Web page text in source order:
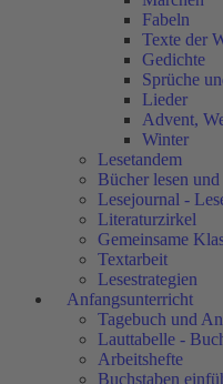
Fabeln
Texte der
Gedichte
Sprüche
Lieder
Advent,
Winter
Lesetandem
Bücher lesen
Lesejournal -
Literaturzirkel
Gemeinsame
Textarbeit
Lesestrategien
Anfangsunterricht
Tagebuch und
Lauttabelle -
Arbeitshefte
Buchstaben